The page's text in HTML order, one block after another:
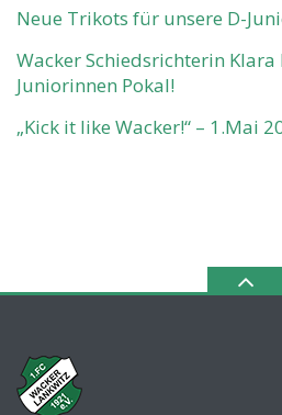
Neue Trikots für unsere D-
Wacker Schiedsrichterin
Juniorinnen Pokal!
„Kick it like Wacker!“ – 1.Mai